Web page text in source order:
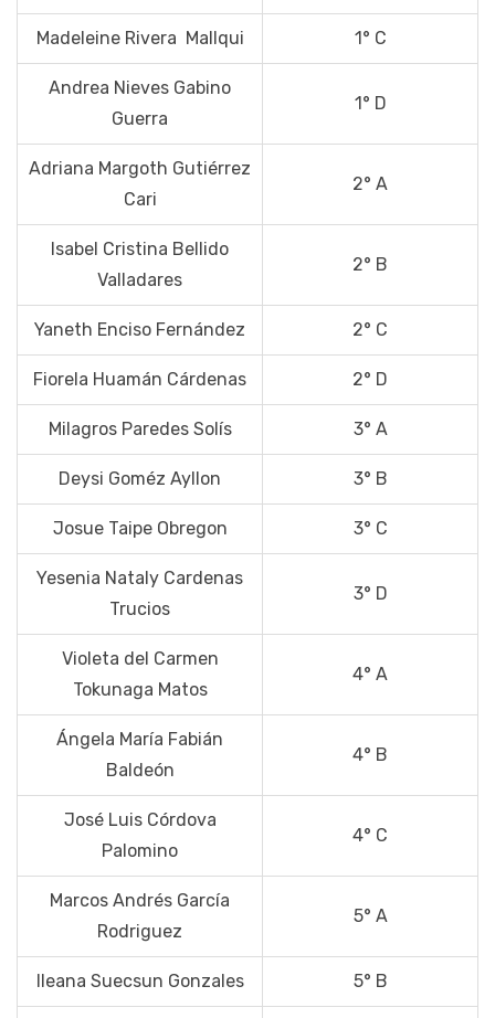
Madeleine Rivera Mallqui 1° C
Andrea Nieves Gabino
Guerra
1° D
Adriana Margoth Gutiérrez
Cari
2° A
Isabel Cristina Bellido
Valladares
2° B
Yaneth Enciso Fernández 2° C
Fiorela Huamán Cárdenas 2° D
Milagros Paredes Solís 3° A
Deysi Goméz Ayllon 3° B
Josue Taipe Obregon 3° C
Yesenia Nataly Cardenas
Trucios
3° D
Violeta del Carmen
Tokunaga Matos
4° A
Ángela María Fabián
Baldeón
4° B
José Luis Córdova
Palomino
4° C
Marcos Andrés García
Rodriguez
5° A
Ileana Suecsun Gonzales 5° B